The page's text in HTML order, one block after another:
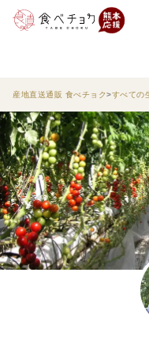
産地直送通販 食べチョク すべての